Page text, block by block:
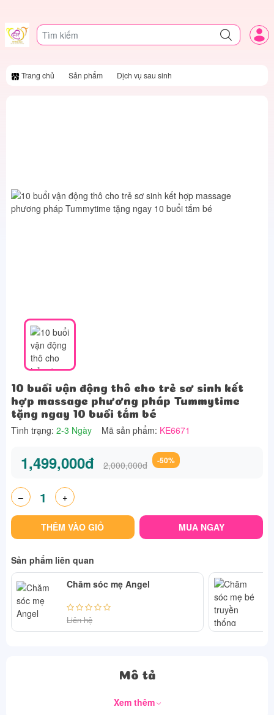
Trang chủ Sản phẩm Dịch vụ sau sinh
10 buổi vận động thô cho trẻ sơ sinh kết
hợp massage phương pháp Tummytime
tặng ngay 10 buổi tắm bé
Tình trạng: 2-3 Ngày Mã sản phẩm: KE6671
1,499,000đ 2,000,000đ -50%
– +
THÊM VÀO GIỎ MUA NGAY
Sản phẩm liên quan
Chăm sóc mẹ Angel
Liên hệ
Mô tả
Xem thêm